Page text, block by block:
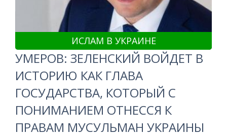
ИСЛАМ В УКРАИНЕ
УМЕРОВ: ЗЕЛЕНСКИЙ ВОЙДЕТ В
ИСТОРИЮ КАК ГЛАВА
ГОСУДАРСТВА, КОТОРЫЙ С
ПОНИМАНИЕМ ОТНЕССЯ К
ПРАВАМ МУСУЛЬМАН УКРАИНЫ